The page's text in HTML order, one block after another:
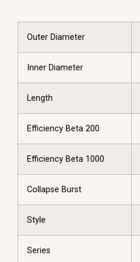
Outer Diameter
Inner Diameter
Length
Efficiency Beta 200
Efficiency Beta 1000
Collapse Burst
Style
Series